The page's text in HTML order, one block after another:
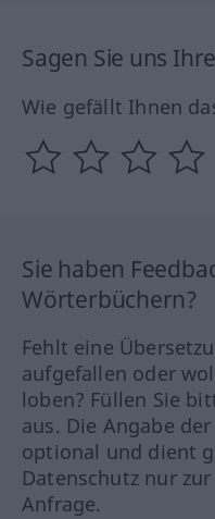
Sagen Sie uns
Wie gefällt Ihnen
Sie haben
Wörterbüchern?
Fehlt eine
aufgefallen oder
loben? Füllen Sie
aus. Die Angabe
optional und dient
Datenschutz nur
Anfrage.